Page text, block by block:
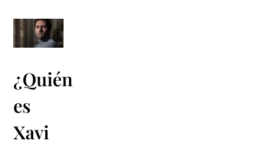
¿Quién
es
Xavi